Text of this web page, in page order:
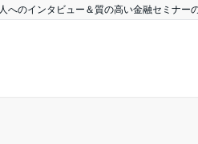
へのインタビュー＆質の高い金融セミナー